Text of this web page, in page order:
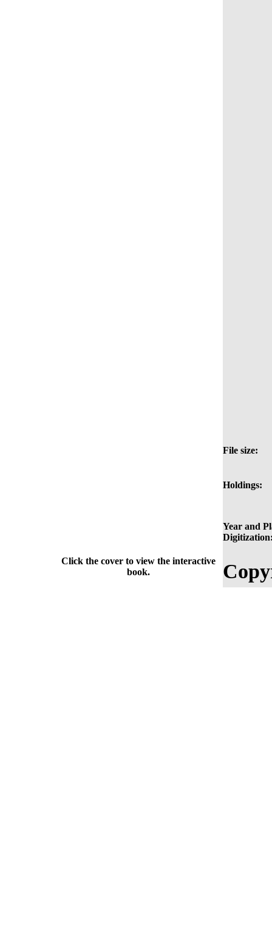
File size:
Holdings:
Year and
Click the cover to view the interactive
book.